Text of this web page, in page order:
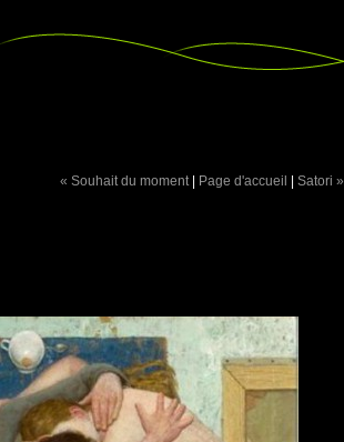
« Souhait du moment | Page d'accueil | Satori »